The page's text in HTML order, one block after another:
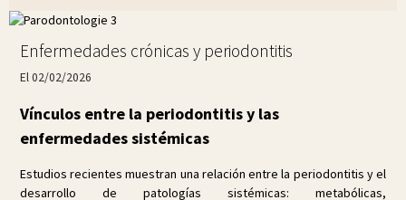
Enfermedades crónicas y periodontitis
El 02/02/2026
Vínculos entre la periodontitis y las
enfermedades sistémicas
Estudios recientes muestran una relación entre la periodontitis y el
desarrollo de patologías sistémicas: metabólicas,